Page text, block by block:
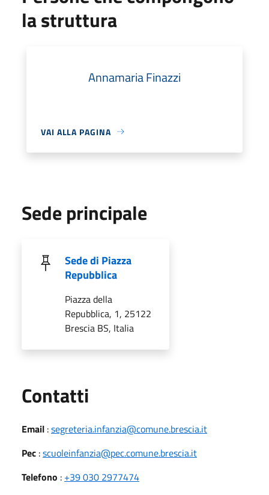
la struttura
Annamaria Finazzi
VAI ALLA PAGINA
Sede principale
Sede di Piazza
Repubblica
Piazza della
Repubblica, 1, 25122
Brescia BS, Italia
Contatti
Email :segreteria.infanzia@comune.brescia.it
Pec :scuoleinfanzia@pec.comune.brescia.it
Telefono : +39 030 2977474